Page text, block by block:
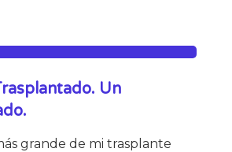
Un
grande de mi trasplante